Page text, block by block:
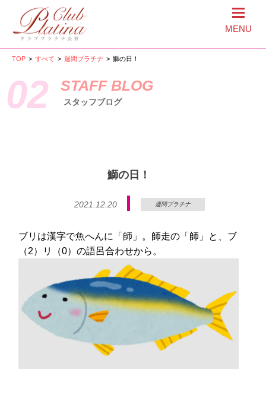
MENU
TOP > すべて > 週間プラチナ > 鰤の日！
02 STAFF BLOG
スタッフブログ
鰤の日！
2021.12.20 週間プラチナ
ブリは漢字で魚へんに「師」。師走の「師」と、ブ
（2）リ（0）の語呂合わせから。